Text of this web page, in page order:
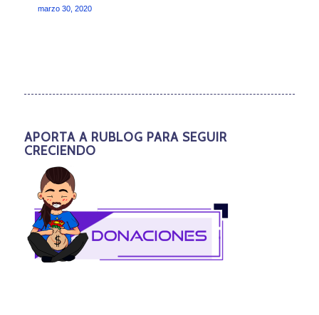
marzo 30, 2020
APORTA A RUBLOG PARA SEGUIR
CRECIENDO